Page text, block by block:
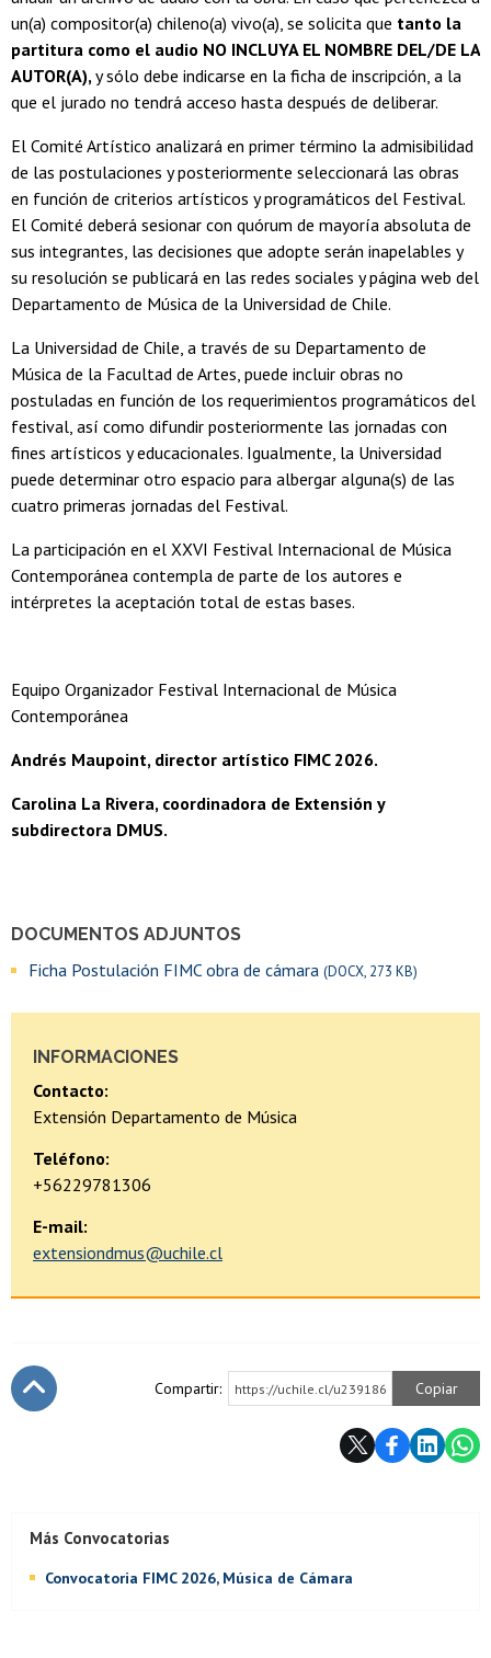
DOCUMENTOS ADJUNTOS
Ficha Postulación FIMC obra de cámara (DOCX, 273 KB)
INFORMACIONES
Contacto:
Extensión Departamento de Música
Teléfono:
+56229781306
E-mail:
extensiondmus@uchile.cl
un(a) compositor(a) chileno(a) vivo(a), se solicita que tanto la
partitura como el audio NO INCLUYA EL NOMBRE DEL/DE LA
AUTOR(A),y sólo debe indicarse en la ficha de inscripción, a la
que el jurado no tendrá acceso hasta después de deliberar.
El Comité Artístico analizará en primer término la admisibilidad
de las postulaciones y posteriormente seleccionará las obras
en función de criterios artísticos y programáticos del Festival.
El Comité deberá sesionar con quórum de mayoría absoluta de
sus integrantes, las decisiones que adopte serán inapelables y
su resolución se publicará en las redes sociales y página web del
Departamento de Música de la Universidad de Chile.
La Universidad de Chile, a través de su Departamento de
Música de la Facultad de Artes, puede incluir obras no
postuladas en función de los requerimientos programáticos del
festival, así como difundir posteriormente las jornadas con
fines artísticos y educacionales. Igualmente, la Universidad
puede determinar otro espacio para albergar alguna(s) de las
cuatro primeras jornadas del Festival.
La participación en el XXVI Festival Internacional de Música
Contemporánea contempla de parte de los autores e
intérpretes la aceptación total de estas bases.
Equipo Organizador Festival Internacional de Música
Contemporánea
Andrés Maupoint, director artístico FIMC 2026.
Carolina La Rivera, coordinadora de Extensión y
subdirectora DMUS.
Compartir: https://uchile.cl/u239186 Copiar
Más Convocatorias
Convocatoria FIMC 2026, Música de Cámara